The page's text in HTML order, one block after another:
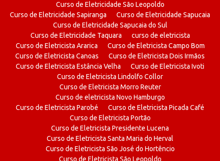
Curso de Eletricidade São Leopoldo
Curso de Eletricidade Sapiranga
Curso de Eletricidade Sapucaia
Curso de Eletricidade Sapucaia do Sul
Curso de Eletricidade Taquara
curso de eletricista
Curso de Eletricista Ararica
Curso de Eletricista Campo Bom
Curso de Eletricista Canoas
Curso de Eletricista Dois Irmãos
Curso de Eletricista Estância Velha
Curso de Eletricista Ivoti
Curso de Eletricista Lindolfo Collor
Curso de Eletricista Morro Reuter
Curso de eletricista Novo Hamburgo
Curso de Eletricista Parobé
Curso de Eletricista Picada Café
Curso de Eletricista Portão
Curso de Eletricista Presidente Lucena
Curso de Eletricista Santa Maria do Herval
Curso de Eletricista São José do Hortêncio
Curso de Eletricista São Leopoldo